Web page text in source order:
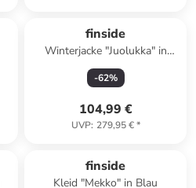
finside
Winterjacke "Juolukka" in
Hellgrün
-62%
104,99 €
UVP: 279,95 €*
finside
Kleid "Mekko" in Blau